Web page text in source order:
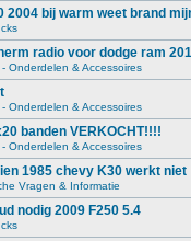
2004 bij warm weet brand
radio voor dodge ram
Onderdelen & Accessoires
Onderdelen & Accessoires
banden VERKOCHT!!!!
Onderdelen & Accessoires
1985 chevy K30 werkt niet
Vragen & Informatie
nodig 2009 F250 5.4